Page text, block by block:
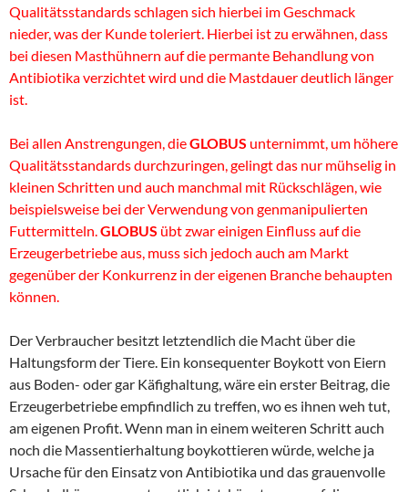
Qualitätsstandards schlagen sich hierbei im Geschmack
nieder, was der Kunde toleriert. Hierbei ist zu erwähnen, dass
bei diesen Masthühnern auf die permante Behandlung von
Antibiotika verzichtet wird und die Mastdauer deutlich länger
ist.
Bei allen Anstrengungen, dieGLOBUS unternimmt, um höhere
Qualitätsstandards durchzuringen, gelingt das nur mühselig in
kleinen Schritten und auch manchmal mit Rückschlägen, wie
beispielsweise bei der Verwendung von genmanipulierten
Futtermitteln.GLOBUS übt zwar einigen Einfluss auf die
Erzeugerbetriebe aus, muss sich jedoch auch am Markt
gegenüber der Konkurrenz in der eigenen Branche behaupten
können.
Der Verbraucher besitzt letztendlich die Macht über die
Haltungsform der Tiere. Ein konsequenter Boykott von Eiern
aus Boden- oder gar Käfighaltung, wäre ein erster Beitrag, die
Erzeugerbetriebe empfindlich zu treffen, wo es ihnen weh tut,
am eigenen Profit. Wenn man in einem weiteren Schritt auch
noch die Massentierhaltung boykottieren würde, welche ja
Ursache für den Einsatz von Antibiotika und das grauenvolle